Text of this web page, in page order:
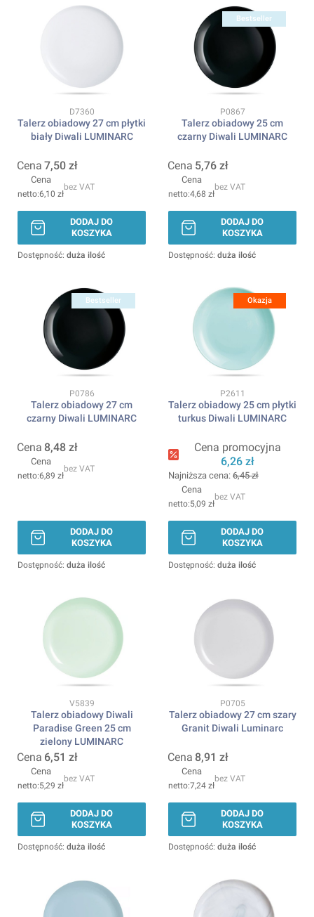
Kod produktu
D7360
Talerz obiadowy 27 cm płytki
biały Diwali LUMINARC
Cena 7,50 zł
Cena
6,10 zł
bez VAT
DODAJ DO
KOSZYKA
Dostępność: duża ilość
Bestseller
Kod produktu
P0867
Talerz obiadowy 25 cm
czarny Diwali LUMINARC
Cena 5,76 zł
Cena
4,68 zł
bez VAT
DODAJ DO
KOSZYKA
Dostępność: duża ilość
Bestseller
Kod produktu
P0786
Talerz obiadowy 27 cm
czarny Diwali LUMINARC
Cena 8,48 zł
Cena
6,89 zł
bez VAT
DODAJ DO
KOSZYKA
Dostępność: duża ilość
Okazja
Kod produktu
P2611
Talerz obiadowy 25 cm płytki
turkus Diwali LUMINARC
Cena promocyjna
6,26 zł
Najniższa cena: 6,45 zł
Cena
5,09 zł
bez VAT
DODAJ DO
KOSZYKA
Dostępność: duża ilość
Kod produktu
V5839
Talerz obiadowy Diwali
Paradise Green 25 cm
zielony LUMINARC
Cena 6,51 zł
Cena
5,29 zł
bez VAT
DODAJ DO
KOSZYKA
Dostępność: duża ilość
Kod produktu
P0705
Talerz obiadowy 27 cm szary
Granit Diwali Luminarc
Cena 8,91 zł
Cena
7,24 zł
bez VAT
DODAJ DO
KOSZYKA
Dostępność: duża ilość